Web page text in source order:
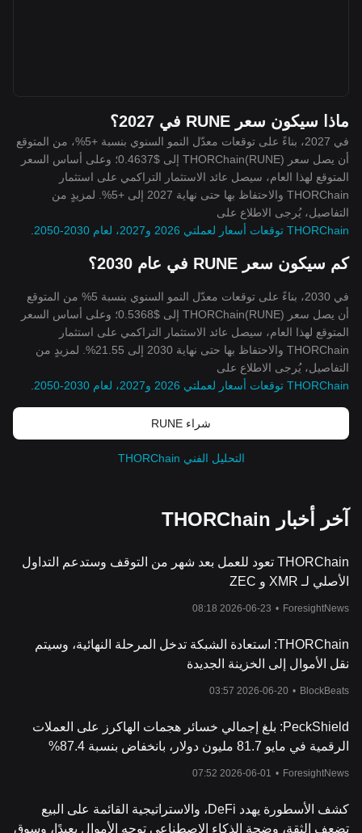
ماذا سيكون سعر RUNE في 2027؟
في 2027، بناءً على توقعات معدّل النمو السنوي بنسبة +5%، من المتوقع
أن يصل سعر THORChain(RUNE) إلى $0.4637؛ وعلى أساس السعر
المتوقع لهذا العام، سيصل عائد الاستثمار التراكمي على استثمار
THORChain والاحتفاظ بها حتى نهاية 2027 إلى +5%. لمزيدٍ من
التفاصيل، يُرجى الاطلاع على
THORChain توقعات أسعار لعملتي 2026 و2027، لعام 2030-2050
كم سيكون سعر RUNE في عام 2030؟
في 2030، بناءً على توقعات معدّل النمو السنوي بنسبة 5% من المتوقع
أن يصل سعر THORChain(RUNE) إلى $0.5368؛ وعلى أساس السعر
المتوقع لهذا العام، سيصل عائد الاستثمار التراكمي على استثمار
THORChain والاحتفاظ بها حتى نهاية 2030 إلى 21.55%. لمزيدٍ من
التفاصيل، يُرجى الاطلاع على
THORChain توقعات أسعار لعملتي 2026 و2027، لعام 2030-2050
شراء RUNE
التحليل الفني THORChain
آخر أخبار THORChain
THORChain تعود للعمل بعد شهر من التوقف وستدعم التداول
الأصلي لـ XMR و ZEC
ForesightNews
•
2026-06-23 08:18
THORChain: استعادة الشبكة تدخل المرحلة النهائية، وسيتم
نقل الأموال إلى الخزينة الجديدة
BlockBeats
•
2026-06-20 03:57
PeckShield: بلغ إجمالي خسائر هجمات الهاكرز على العملات
الرقمية في مايو 81.7 مليون دولار، بانخفاض بنسبة 87.4%
ForesightNews
•
2026-06-01 07:52
كشف الأسطورة يهدد DeFi، والاستراتيجية القائمة على البيع
تضعف الثقة، وضجة الذكاء الاصطناعي توجه الأموال بعيدًا، وسوق